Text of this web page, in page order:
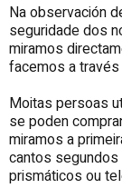
Na observación
seguridade dos
miramos
facemos a
Moitas persoas
se poden
miramos a
cantos
prismáticos ou